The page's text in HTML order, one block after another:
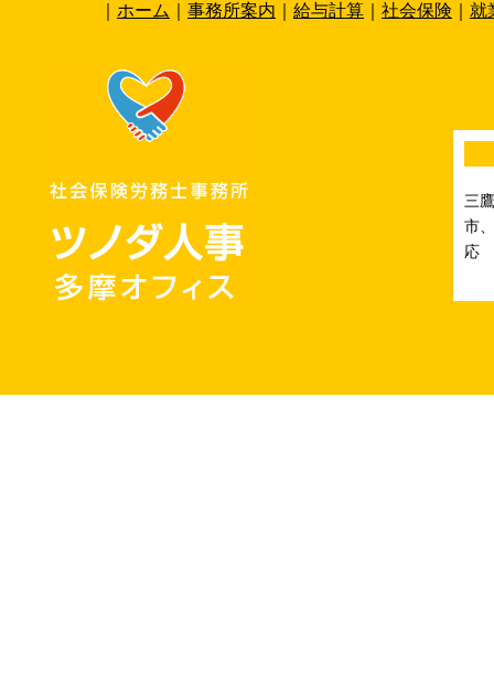
ホーム 事務所案内 給与計算 社会保険 就
三
市
応